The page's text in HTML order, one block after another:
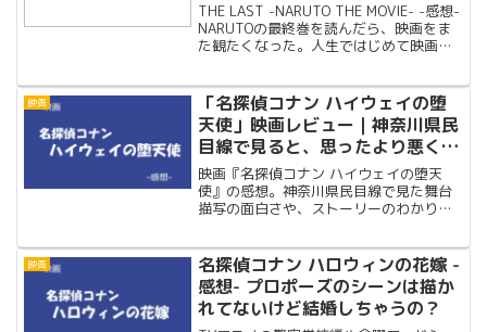
THE LAST -NARUTO THE MOVIE- -感想-
NARUTOの最終巻を読んだら、映画をま
た観たくなった。人生ではじめて映画館
映画
「名探偵コナン ハイウェイの堕
天使」映画レビュー｜神奈川県民
目線で見ると、思ったより悪くな
かった
映画『名探偵コナン ハイウェイの堕天
使』の感想。神奈川県民目線で見た舞台
描写の面白さや、ストーリーのわかりに
映画
名探偵コナン ハロウィンの花嫁 -
感想- プロポーズのシーンは描か
れてないけど結婚しちゃうの？